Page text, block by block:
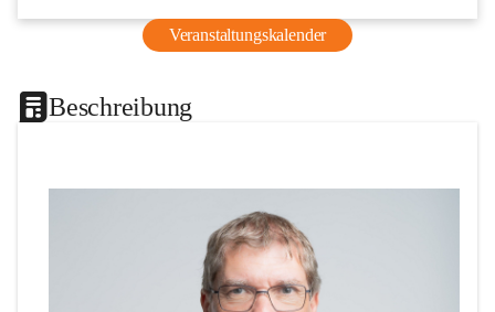
Veranstaltungskalender
Beschreibung